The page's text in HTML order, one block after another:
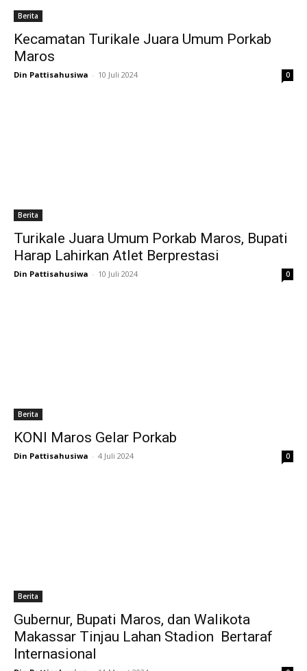
Berita
Kecamatan Turikale Juara Umum Porkab
Maros
Din Pattisahusiwa - 10 Juli 2024 0
Berita
Turikale Juara Umum Porkab Maros, Bupati
Harap Lahirkan Atlet Berprestasi
Din Pattisahusiwa - 10 Juli 2024 0
Berita
KONI Maros Gelar Porkab
Din Pattisahusiwa - 4 Juli 2024 0
Berita
Gubernur, Bupati Maros, dan Walikota
Makassar Tinjau Lahan Stadion Bertaraf
Internasional